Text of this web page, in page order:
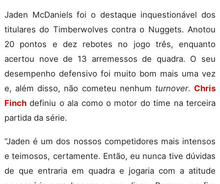
Jaden McDaniels foi o destaque inquestionável dos
titulares do Timberwolves contra o Nuggets. Anotou
20 pontos e dez rebotes no jogo três, enquanto
acertou nove de 13 arremessos de quadra. O seu
desempenho defensivo foi muito bom mais uma vez
e, além disso, não cometeu nenhum turnover. Chris
Finch definiu o ala como o motor do time na terceira
partida da série.
“Jaden é um dos nossos competidores mais intensos
e teimosos, certamente. Então, eu nunca tive dúvidas
de que entraria em quadra e jogaria com a atitude